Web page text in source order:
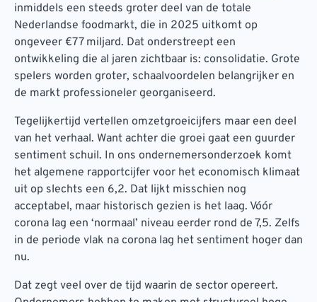
inmiddels een steeds groter deel van de totale
Nederlandse foodmarkt, die in 2025 uitkomt op
ongeveer €77 miljard. Dat onderstreept een
ontwikkeling die al jaren zichtbaar is: consolidatie. Grote
spelers worden groter, schaalvoordelen belangrijker en
de markt professioneler georganiseerd.
Tegelijkertijd vertellen omzetgroeicijfers maar een deel
van het verhaal. Want achter die groei gaat een guurder
sentiment schuil. In ons ondernemersonderzoek komt
het algemene rapportcijfer voor het economisch klimaat
uit op slechts een 6,2. Dat lijkt misschien nog
acceptabel, maar historisch gezien is het laag. Vóór
corona lag een ‘normaal’ niveau eerder rond de 7,5. Zelfs
in de periode vlak na corona lag het sentiment hoger dan
nu.
Dat zegt veel over de tijd waarin de sector opereert.